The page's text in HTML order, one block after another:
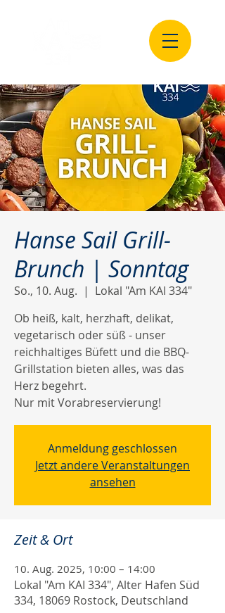
Hanse Sail Grill-
Brunch | Sonntag
So., 10. Aug.
  |
Lokal "Am KAI 334"
Ob heiß, kalt, herzhaft, delikat,
vegetarisch oder süß - unser
reichhaltiges Büfett und die BBQ-
Grillstation bieten alles, was das
Herz begehrt.
Nur mit Vorabreservierung!
Anmeldung geschlossen
Jetzt andere Veranstaltungen
ansehen
Zeit & Ort
10. Aug. 2025, 10:00 – 14:00
Lokal "Am KAI 334", Alter Hafen Süd
334, 18069 Rostock, Deutschland